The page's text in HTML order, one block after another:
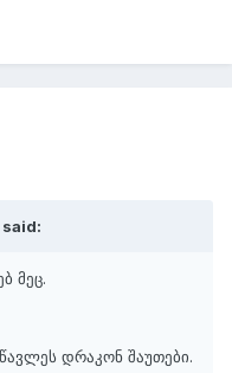
said:
მეც.
დრაკონ შაუთები.